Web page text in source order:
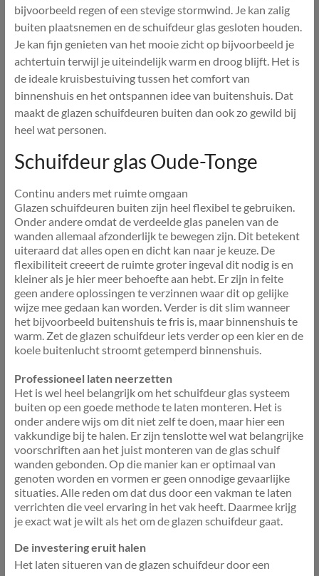
bijvoorbeeld regen of een stevige stormwind. Je kan zalig
buiten plaatsnemen en de schuifdeur glas gesloten houden.
Je kan fijn genieten van het mooie zicht op bijvoorbeeld je
achtertuin terwijl je uiteindelijk warm en droog blijft. Het is
de ideale kruisbestuiving tussen het comfort van
binnenshuis en het ontspannen idee van buitenshuis. Dat
maakt de glazen schuifdeuren buiten dan ook zo gewild bij
heel wat personen.
Schuifdeur glas Oude-Tonge
Continu anders met ruimte omgaan
Glazen schuifdeuren buiten zijn heel flexibel te gebruiken.
Onder andere omdat de verdeelde glas panelen van de
wanden allemaal afzonderlijk te bewegen zijn. Dit betekent
uiteraard dat alles open en dicht kan naar je keuze. De
flexibiliteit creeert de ruimte groter ingeval dit nodig is en
kleiner als je hier meer behoefte aan hebt. Er zijn in feite
geen andere oplossingen te verzinnen waar dit op gelijke
wijze mee gedaan kan worden. Verder is dit slim wanneer
het bijvoorbeeld buitenshuis te fris is, maar binnenshuis te
warm. Zet de glazen schuifdeur iets verder op een kier en de
koele buitenlucht stroomt getemperd binnenshuis.
Professioneel laten neerzetten
Het is wel heel belangrijk om het schuifdeur glas systeem
buiten op een goede methode te laten monteren. Het is
onder andere wijs om dit niet zelf te doen, maar hier een
vakkundige bij te halen. Er zijn tenslotte wel wat belangrijke
voorschriften aan het juist monteren van de glas schuif
wanden gebonden. Op die manier kan er optimaal van
genoten worden en vormen er geen onnodige gevaarlijke
situaties. Alle reden om dat dus door een vakman te laten
verrichten die veel ervaring in het vak heeft. Daarmee krijg
je exact wat je wilt als het om de glazen schuifdeur gaat.
De investering eruit halen
Het laten situeren van de glazen schuifdeur door een